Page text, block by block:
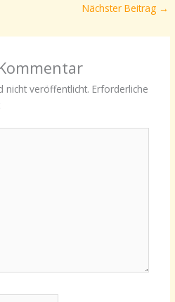
Nächster Beitrag →
nicht veröffentlicht. Erforderliche